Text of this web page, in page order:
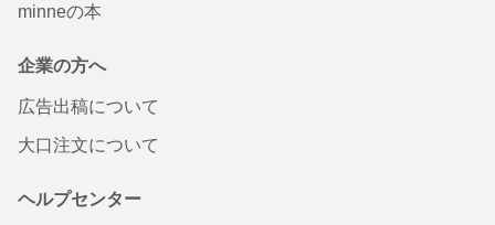
minneの本
企業の方へ
広告出稿について
大口注文について
ヘルプセンター